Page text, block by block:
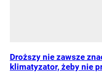
Droższy nie zawsze
klimatyzator, żeby nie